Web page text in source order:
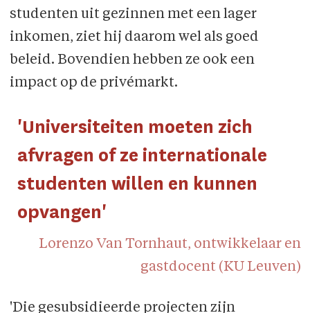
studenten uit gezinnen met een lager
inkomen, ziet hij daarom wel als goed
beleid. Bovendien hebben ze ook een
impact op de privémarkt.
'Universiteiten moeten zich
afvragen of ze internationale
studenten willen en kunnen
opvangen'
Lorenzo Van Tornhaut, ontwikkelaar en
gastdocent (KU Leuven)
'Die gesubsidieerde projecten zijn